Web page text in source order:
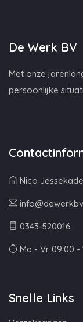
De Werk BV
Met onze
persoonlijke
Nico
0343-520016
Ma - Vr 09:00 -
Snelle Links